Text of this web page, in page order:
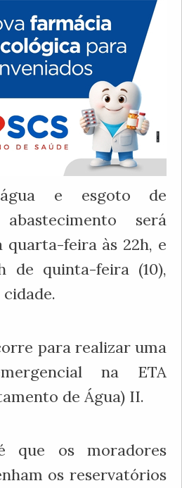
e esgoto de
será
quarta-feira às 22h, e
de quinta-feira (10),
cidade.
para realizar uma
na ETA
de Água) II.
que os moradores
os reservatórios